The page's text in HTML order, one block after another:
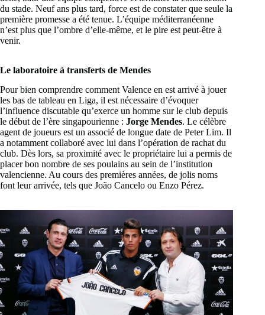
du stade. Neuf ans plus tard, force est de constater que seule la
première promesse a été tenue. L’équipe méditerranéenne
n’est plus que l’ombre d’elle-même, et le pire est peut-être à
venir.
Le laboratoire à transferts de Mendes
Pour bien comprendre comment Valence en est arrivé à jouer
les bas de tableau en Liga, il est nécessaire d’évoquer
l’influence discutable qu’exerce un homme sur le club depuis
le début de l’ère singapourienne : Jorge Mendes. Le célèbre
agent de joueurs est un associé de longue date de Peter Lim. Il
a notamment collaboré avec lui dans l’opération de rachat du
club. Dès lors, sa proximité avec le propriétaire lui a permis de
placer bon nombre de ses poulains au sein de l’institution
valencienne. Au cours des premières années, de jolis noms
font leur arrivée, tels que João Cancelo ou Enzo Pérez.